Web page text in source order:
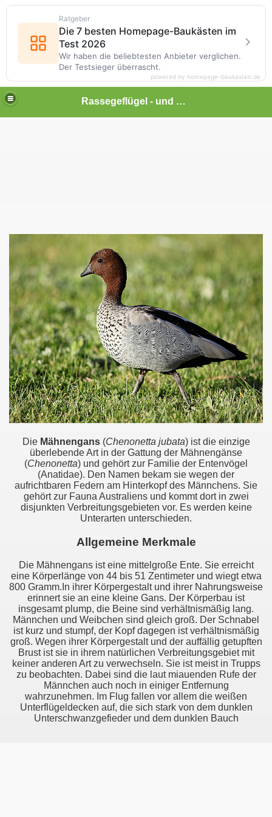
Rassegeflügel - und Kleintierhof Lonalu
Die Mähnengans(Chenonetta jubata) ist die einzige
überlebende Art in der Gattung der Mähnengänse
(Chenonetta) und gehört zur Familie der Entenvögel
(Anatidae). Den Namen bekam sie wegen der
aufrichtbaren Federn am Hinterkopf des Männchens. Sie
gehört zur Fauna Australiens und kommt dort in zwei
disjunkten Verbreitungsgebieten vor. Es werden keine
Unterarten unterschieden.
Allgemeine Merkmale
Die Mähnengans ist eine mittelgroße Ente. Sie erreicht
eine Körperlänge von 44 bis 51 Zentimeter und wiegt etwa
800 Gramm.In ihrer Körpergestalt und ihrer Nahrungsweise
erinnert sie an eine kleine Gans. Der Körperbau ist
insgesamt plump, die Beine sind verhältnismäßig lang.
Männchen und Weibchen sind gleich groß. Der Schnabel
ist kurz und stumpf, der Kopf dagegen ist verhältnismäßig
groß. Wegen ihrer Körpergestalt und der auffällig getupften
Brust ist sie in ihrem natürlichen Verbreitungsgebiet mit
keiner anderen Art zu verwechseln. Sie ist meist in Trupps
zu beobachten. Dabei sind die laut miauenden Rufe der
Männchen auch noch in einiger Entfernung
wahrzunehmen. Im Flug fallen vor allem die weißen
Unterflügeldecken auf, die sich stark von dem dunklen
Unterschwanzgefieder und dem dunklen Bauch
Ratgeber
Die 7 besten Homepage-Baukästen im
Test 2026
Wir haben die beliebtesten Anbieter verglichen.
Der Testsieger überrascht.
powered by homepage-baukasten.de